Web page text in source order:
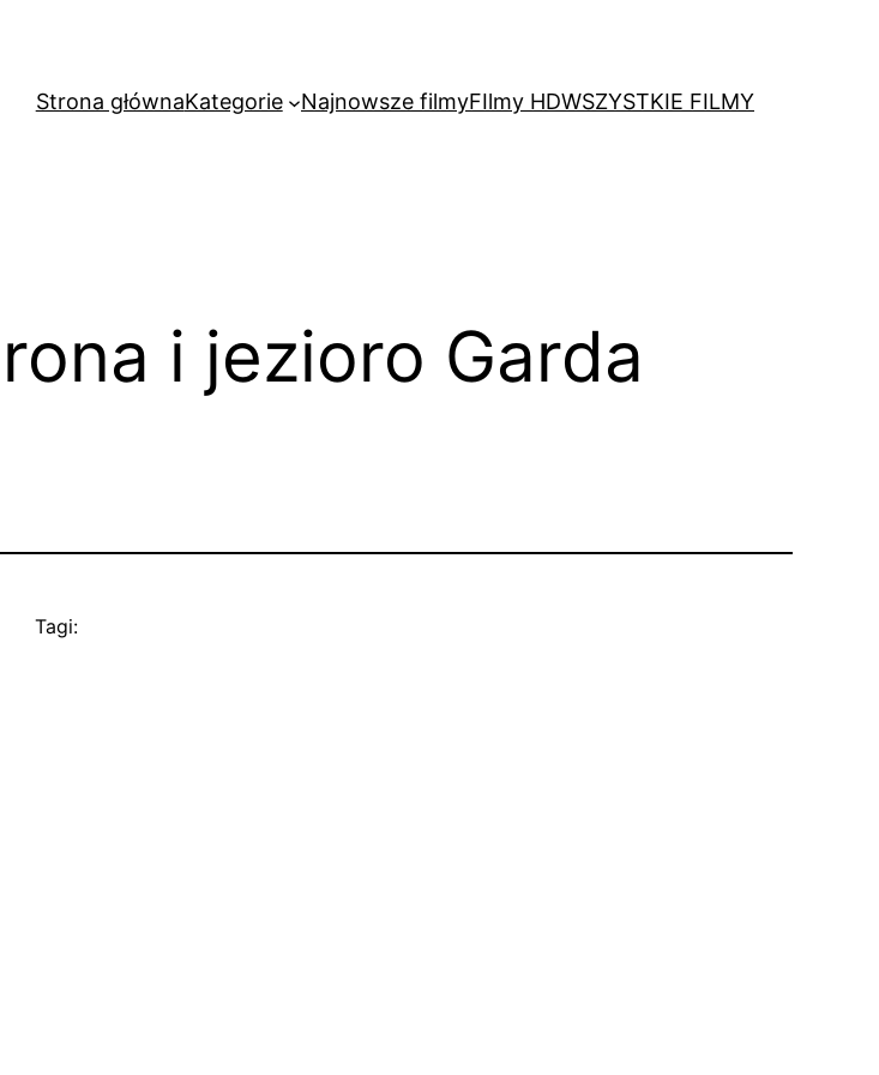
Strona głównaKategorie Najnowsze filmyFIlmy HDWSZYSTKIE FILMY
i jezioro Garda
Tagi: